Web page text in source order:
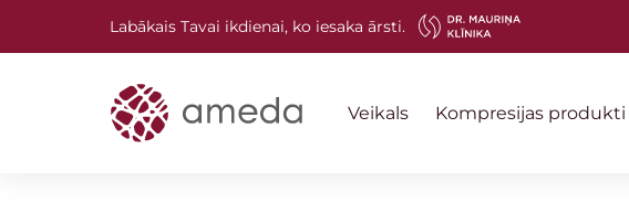
Labākais Tavai ikdienai, ko iesaka ārsti.
Veikals Kompresijas produkti